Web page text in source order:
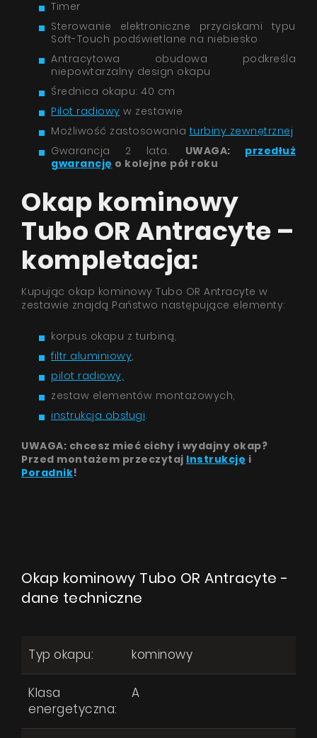
Timer
Sterowanie elektroniczne przyciskami typu
Soft-Touch podświetlane na niebiesko
Antracytowa obudowa podkreśla
niepowtarzalny design okapu
Średnica okapu: 40 cm
Pilot radiowy w zestawie
Możliwość zastosowaniaturbiny zewnętrznej
Gwarancja 2 lata. UWAGA: przedłuż
gwarancję o kolejne pół roku
Okap kominowy
Tubo OR Antracyte –
kompletacja:
Kupując okap kominowy Tubo OR Antracyte w
zestawie znajdą Państwo następujące elementy:
korpus okapu z turbiną,
filtr aluminiowy,
pilot radiowy,
zestaw elementów montażowych,
instrukcja obsługi.
UWAGA: chcesz mieć cichy i wydajny okap?
Przed montażem przeczytaj Instrukcję i
Poradnik!
Okap kominowy Tubo OR Antracyte -
dane techniczne
Typ okapu: kominowy
Klasa
energetyczna:
A